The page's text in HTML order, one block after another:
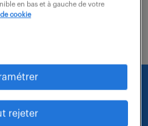
pour trouver un emploi
nos offres :
en bas et à gauche de votre
cookie
rejeter